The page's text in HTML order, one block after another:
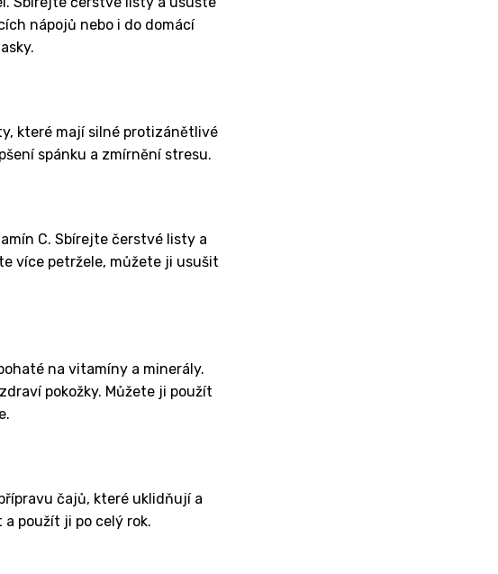
nápojů nebo i do domácí
které mají silné protizánětlivé
spánku a zmírnění stresu.
C. Sbírejte čerstvé listy a
více petržele, můžete ji usušit
na vitamíny a minerály.
pokožky. Můžete ji použít
čajů, které uklidňují a
použít ji po celý rok.